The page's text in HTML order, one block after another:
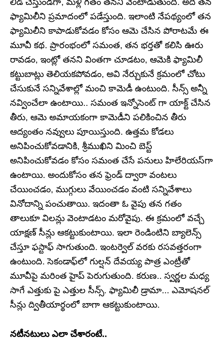
లీడ్‌ చేస్తుండగా, మళ్లీ గతం తనని వెంటాడుతుంది. అది తన
ఫ్యామిలీని ప్రమాదంలో పడేస్తుంది. ఇలాంటి నేపథ్యంలో తన
ఫ్యామిలీని కాపాడుకోవడం కోసం ఆమె చేసిన పోరాటమే ఈ
మూవీ కథ. ప్రారంభంలో సమంత, తన భర్తతో కలిసి ఊరు
రావడం, ఇంట్లో తనని వింతగా చూడటం, ఆమెకి ఫ్యామిలీ
కట్టుబాట్లు తెలియకపోవడం, అవి నేర్చుకునే క్రమంలో చోటు
చేసుకునే సన్నివేశాల్లో మంచి కామెడీ ఉంటుంది. సీన్స్ అన్నీ
నవ్వించేలా ఉంటాయి.. సమంత ఇన్నోసెంట్‌ గా యాక్ట్ చేసిన
తీరు, ఆమె అమాయకంగా కామెడీని పలికించిన తీరు
ఆద్యంతం నవ్వులు పూయిస్తుంది. ఉత్తమ కోడలు
అనిపించుకోవడానికి, శ్రీముఖిని మించి బెస్ట్
అనిపించుకోవడం కోసం సమంత చేసే పనులు హిలేరియస్‌గా
ఉంటాయి. అందుకోసం తన ఫ్రెండ్‌ ద్వారా వంటలు
చేయించడం, ముగ్గులు వేయించడం వంటి సన్నివేశాలు
వినోదాన్ని పంచుతాయి. ఇదంతా ఓ వైపు తన గతం
తాలుకూ విలన్లు వెంటాడటం మరోవైపు. ఈ క్రమంలో వచ్చే
యాక్షణ్‌ సీన్లు ఆకట్టుకుంటాయి. ఇలా రెండింటిని బ్యాలెన్స్
చేస్తూ ఫస్టాఫ్‌ సాగుతుంది. ఇంటర్వెల్‌ వరకు రసవత్తరంగా
ఉంటుంది. సెకండాఫ్‌లో గుల్షన్‌ దేవయ్య పాత్ర ఎంట్రీతో
మూవీపై మరింత హైప్ పెరుగుతుంది. కరుణ.. స్వర్ణల మధ్య
సాగే ఎత్తుకు పై ఎత్తుల సీన్స్. ఫ్యామిలీ డ్రామా... ఎమోషనల్‌
సీన్లు ద్వితీయార్థంలో బాగా ఆకట్టుకుంటాయి.
నటీనటులు ఎలా చేశారంటే..